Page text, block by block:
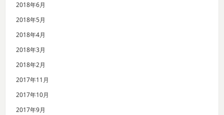
2018年6月
2018年5月
2018年4月
2018年3月
2018年2月
2017年11月
2017年10月
2017年9月